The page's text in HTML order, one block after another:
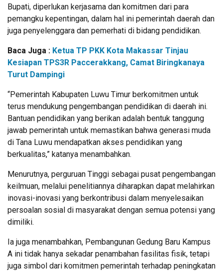
Bupati, diperlukan kerjasama dan komitmen dari para
pemangku kepentingan, dalam hal ini pemerintah daerah dan
juga penyelenggara dan pemerhati di bidang pendidikan.
Baca Juga : Ketua TP PKK Kota Makassar Tinjau
Kesiapan TPS3R Paccerakkang, Camat Biringkanaya
Turut Dampingi
“Pemerintah Kabupaten Luwu Timur berkomitmen untuk
terus mendukung pengembangan pendidikan di daerah ini.
Bantuan pendidikan yang berikan adalah bentuk tanggung
jawab pemerintah untuk memastikan bahwa generasi muda
di Tana Luwu mendapatkan akses pendidikan yang
berkualitas,” katanya menambahkan.
Menurutnya, perguruan Tinggi sebagai pusat pengembangan
keilmuan, melalui penelitiannya diharapkan dapat melahirkan
inovasi-inovasi yang berkontribusi dalam menyelesaikan
persoalan sosial di masyarakat dengan semua potensi yang
dimiliki.
Ia juga menambahkan, Pembangunan Gedung Baru Kampus
A ini tidak hanya sekadar penambahan fasilitas fisik, tetapi
juga simbol dari komitmen pemerintah terhadap peningkatan